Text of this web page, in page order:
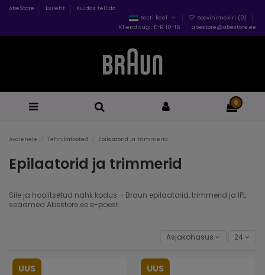
AbeStore Esileht
Kuidas tellida
Eesti keel
Soovinimekiri (0)
Klienditugi: E-R 10-16
abestore@abestore.ee
0
Avalehele Tehnikatooted Epilaatorid ja trimmerid
Epilaatorid ja trimmerid
Sile ja hoolitsetud nahk kodus – Braun epilaatorid, trimmerid ja IPL-
seadmed Abestore.ee e-poest.
Asjakohasus 24
UUS
UUS